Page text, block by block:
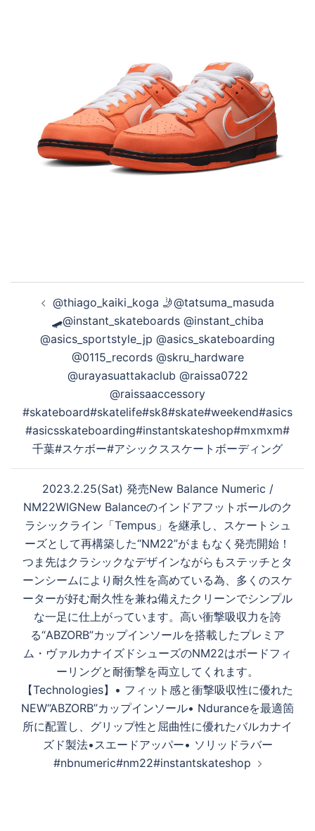
シ
ョ
@thiago_kaiki_koga 🤳@tatsuma_masuda
🛹️‍@instant_skateboards @instant_chiba
@asics_sportstyle_jp @asics_skateboarding
@0115_records @skru_hardware
@urayasuattakaclub @raissa0722
@raissaaccessory
#skateboard#skatelife#sk8#skate#weekend#asics
#asicsskateboarding#instantskateshop#mxmxm#
千葉#スケボー#アシックススケートボーディング
2023.2.25(Sat) 発売New Balance Numeric /
NM22WIGNew Balanceのインドアフットボールのク
ラシックライン「Tempus」を継承し、スケートシュ
ーズとして再構築した“NM22”がまもなく発売開始！
つま先はクラシックなデザインながらもステッチとタ
ーンシームにより耐久性を高めている為、多くのスケ
ーターが好む耐久性を兼ね備えたクリーンでシンプル
な一足に仕上がっています。高い衝撃吸収力を誇
る“ABZORB”カップインソールを搭載したプレミア
ム・ヴァルカナイズドシューズのNM22はボードフィ
ーリングと耐衝撃を両立してくれます。
【Technologies】• フィット感と衝撃吸収性に優れた
NEW“ABZORB”カップインソール• Nduranceを最適箇
所に配置し、グリップ性と屈曲性に優れたバルカナイ
ズド製法•スエードアッパー• ソリッドラバー
#nbnumeric#nm22#instantskateshop